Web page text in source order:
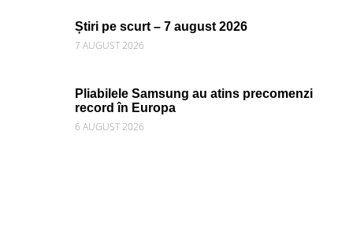
Știri pe scurt – 7 august 2026
7 AUGUST 2026
Pliabilele Samsung au atins precomenzi
record în Europa
6 AUGUST 2026